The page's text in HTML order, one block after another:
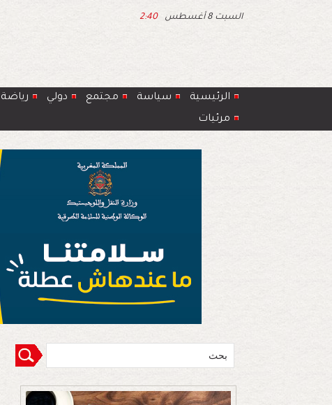
السبت 8 أغسطس 2:40
الرئيسية سياسة مجتمع دولي رياضة
مرئيات